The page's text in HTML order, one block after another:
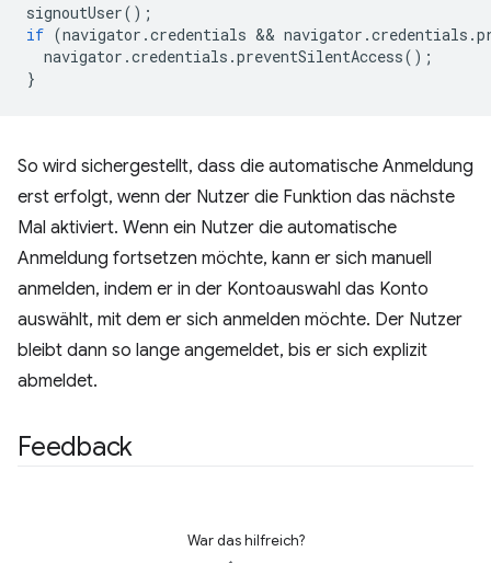
signoutUser();
if (navigator .credentials && navigator .credentials .
navigator .credentials .preventSilentAccess();
}
So wird sichergestellt, dass die automatische Anmeldung
erst erfolgt, wenn der Nutzer die Funktion das nächste
Mal aktiviert. Wenn ein Nutzer die automatische
Anmeldung fortsetzen möchte, kann er sich manuell
anmelden, indem er in der Kontoauswahl das Konto
auswählt, mit dem er sich anmelden möchte. Der Nutzer
bleibt dann so lange angemeldet, bis er sich explizit
abmeldet.
Feedback
War das hilfreich?